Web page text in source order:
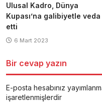
Ulusal Kadro, Dünya
Kupası’na galibiyetle veda
etti
6 Mart 2023
Bir cevap yazın
E-posta hesabınız
işaretlenmişlerdir